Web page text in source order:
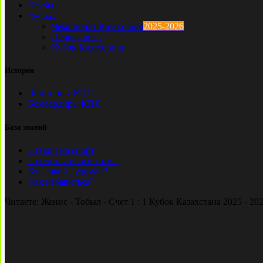
Клубы
Футзал
Чемпионат Казахстана2025-2026
Первая лига
Кубок Казахстана
История
Чемпионы КПЛ
Бомбардиры КПЛ
База знаний
Ставки на спорт
Причины и симптомы
Кто такой лудоман?
Как избавиться?
Читаете: Женис - Тобыл - Счет 1 : 1 Кубок Казахстана 2025 -